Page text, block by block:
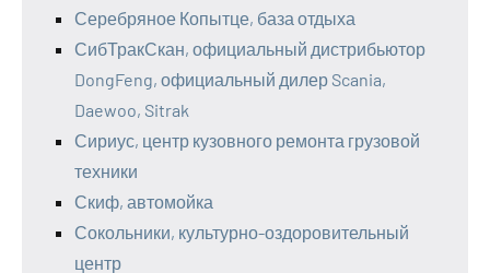
Серебряное Копытце, база отдыха
СибТракСкан, официальный дистрибьютор
DongFeng, официальный дилер Scania,
Daewoo, Sitrak
Сириус, центр кузовного ремонта грузовой
техники
Скиф, автомойка
Сокольники, культурно-оздоровительный
центр